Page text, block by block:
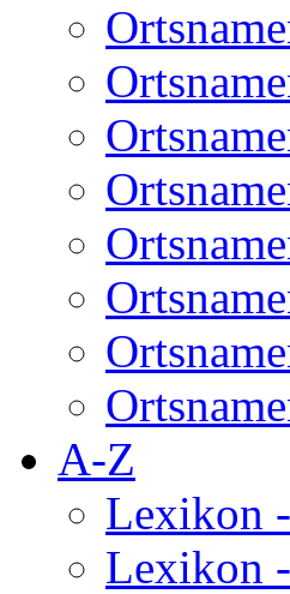
A-Z
Lexikon
Lexikon